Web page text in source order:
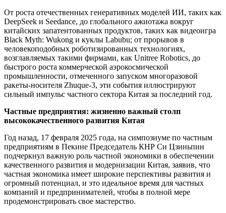
От роста отечественных генеративных моделей ИИ, таких как
DeepSeek и Seedance, до глобального ажиотажа вокруг
китайских запатентованных продуктов, таких как видеоигра
Black Myth: Wukong и куклы Labubu; от прорывов в
человекоподобных роботизированных технологиях,
возглавляемых такими фирмами, как Unitree Robotics, до
быстрого роста коммерческой аэрокосмической
промышленности, отмеченного запуском многоразовой
ракеты-носителя Zhuque-3, эти события иллюстрируют
сильный импульс частного сектора Китая за последний год.
Частные предприятия: жизненно важный столп
высококачественного развития Китая
Год назад, 17 февраля 2025 года, на симпозиуме по частным
предприятиям в Пекине Председатель КНР Си Цзиньпин
подчеркнул важную роль частной экономики в обеспечении
качественного развития и модернизации Китая, заявив, что
частная экономика имеет широкие перспективы развития и
огромный потенциал, и это идеальное время для частных
компаний и предпринимателей, чтобы в полной мере
продемонстрировать свое мастерство.